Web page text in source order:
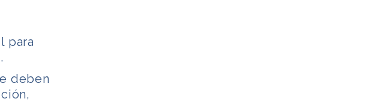
para
deben